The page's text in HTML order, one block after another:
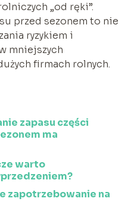
„od ręki”.
przed sezonem to nie
ryzykiem i
mniejszych
firmach rolnych.
zapasu części
ma
warto
zapotrzebowanie na